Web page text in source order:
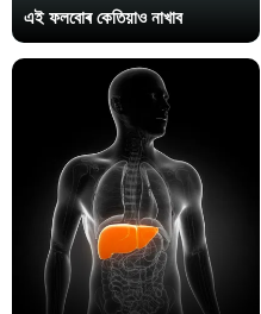
এই ফলবোৰ কেতিয়াও নাখাব